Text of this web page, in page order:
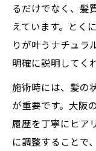
るだけでなく、髪
えています。とく
りが叶うナチュラ
明確に説明してく
施術時には、髪の
が重要です。大阪
履歴を丁寧にヒア
に調整することで